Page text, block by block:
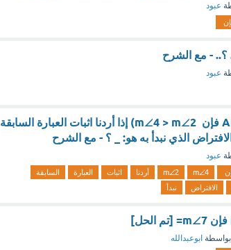
عبود
عبود
(إذا كانت ∠4 زاوية خارجية لـ △ABC فإن m∠4 > m∠2) إذا أردنا اثبات العبارة السابقة
الذي نبدأ به هو: _ ؟ - مع الشرح
عبود
m∠4
m∠2 أردنا اثبات العبارة
السابقة
الافتراض نبدأ
بواسطة ابوعبدالله